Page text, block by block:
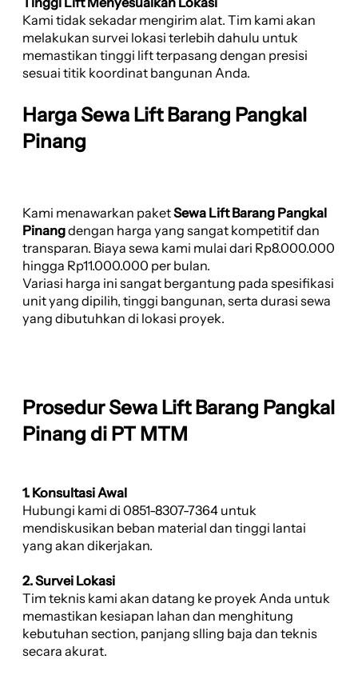
Kami tidak sekadar mengirim alat. Tim kami akan
melakukan survei lokasi terlebih dahulu untuk
memastikan tinggi lift terpasang dengan presisi
sesuai titik koordinat bangunan Anda.
Harga Sewa Lift Barang Pangkal
Pinang
Kami menawarkan paketSewa Lift Barang Pangkal
Pinangdengan harga yang sangat kompetitif dan
transparan. Biaya sewa kami mulai dari Rp8.000.000
hingga Rp11.000.000 per bulan.
Variasi harga ini sangat bergantung pada spesifikasi
unit yang dipilih, tinggi bangunan, serta durasi sewa
yang dibutuhkan di lokasi proyek.
Prosedur Sewa Lift Barang Pangkal
Pinang di PT MTM
1. Konsultasi Awal
Hubungi kami di 0851-8307-7364 untuk
mendiskusikan beban material dan tinggi lantai
yang akan dikerjakan.
2. Survei Lokasi
Tim teknis kami akan datang ke proyek Anda untuk
memastikan kesiapan lahan dan menghitung
kebutuhan section, panjang slling baja dan teknis
secara akurat.